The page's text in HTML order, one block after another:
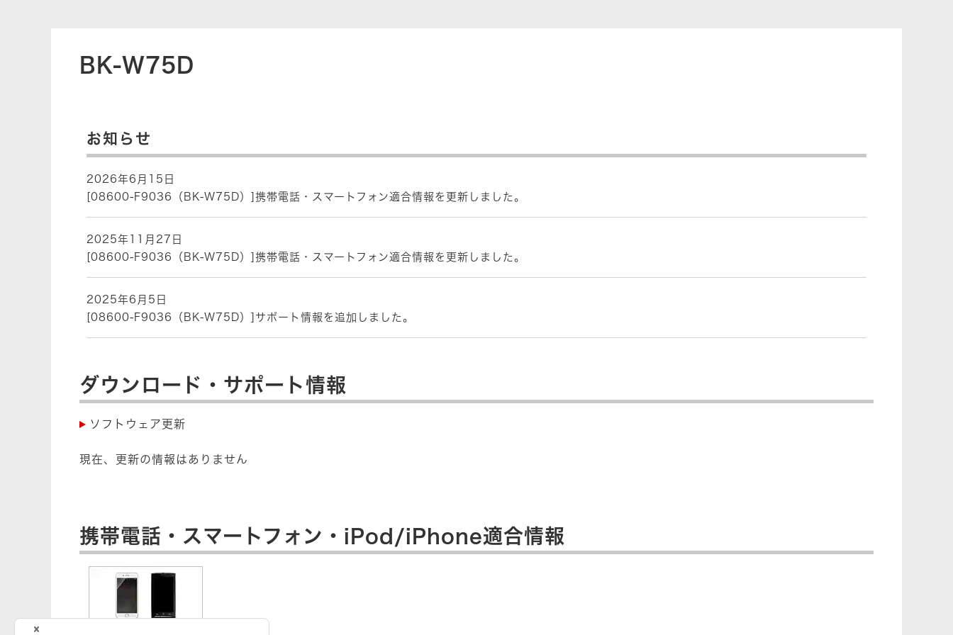
BK-W75D
お知らせ
2026年6月15日
[08600-F9036（BK-W75D）]携帯電話・スマートフォン適合情報を更新しました。
2025年11月27日
[08600-F9036（BK-W75D）]携帯電話・スマートフォン適合情報を更新しました。
2025年6月5日
[08600-F9036（BK-W75D）]サポート情報を追加しました。
ページを開設しました。
ダウンロード・サポート情報
ソフトウェア更新
現在、更新の情報はありません
携帯電話・スマートフォン・iPod/iPhone適合情報